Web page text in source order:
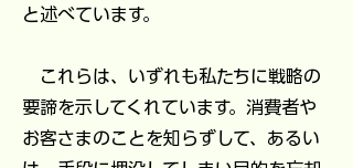
と述べています。
これらは、いずれも私たちに戦略の
要諦を示してくれています。消費者や
お客さまのことを知らずして、あるい